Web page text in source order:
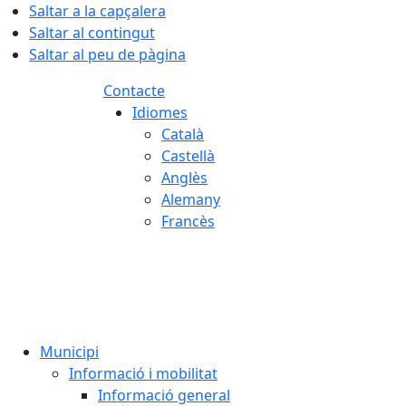
Saltar a la capçalera
Saltar al contingut
Saltar al peu de pàgina
Contacte
Idiomes
Català
Castellà
Anglès
Alemany
Francès
Municipi
Informació i mobilitat
Informació general